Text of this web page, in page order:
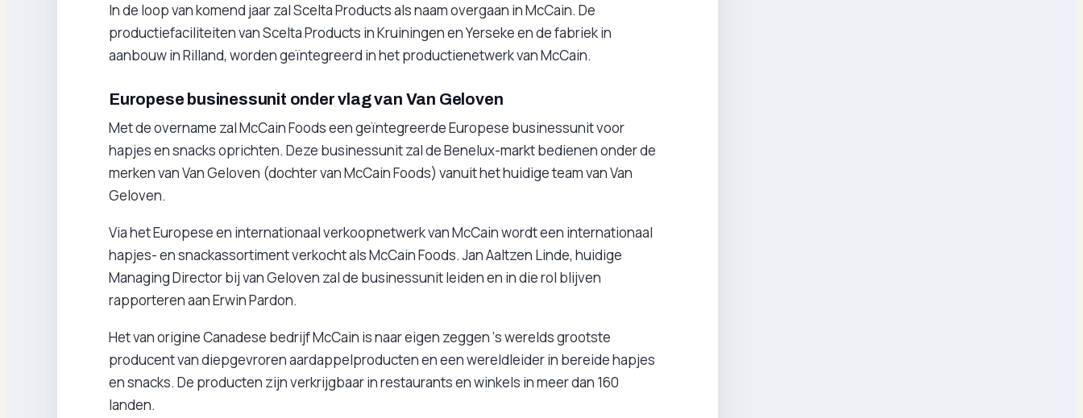
In de loop van komend jaar zal Scelta Products als naam overgaan in McCain. De
productiefaciliteiten van Scelta Products in Kruiningen en Yerseke en de fabriek in
aanbouw in Rilland, worden geïntegreerd in het productienetwerk van McCain.
Europese businessunit onder vlag van Van Geloven
Met de overname zal McCain Foods een geïntegreerde Europese businessunit voor
hapjes en snacks oprichten. Deze businessunit zal de Benelux-markt bedienen onder de
merken van Van Geloven (dochter van McCain Foods) vanuit het huidige team van Van
Geloven.
Via het Europese en internationaal verkoopnetwerk van McCain wordt een internationaal
hapjes- en snackassortiment verkocht als McCain Foods. Jan Aaltzen Linde, huidige
Managing Director bij van Geloven zal de businessunit leiden en in die rol blijven
rapporteren aan Erwin Pardon.
Het van origine Canadese bedrijf McCain is naar eigen zeggen ‘s werelds grootste
producent van diepgevroren aardappelproducten en een wereldleider in bereide hapjes
en snacks. De producten zijn verkrijgbaar in restaurants en winkels in meer dan 160
landen.